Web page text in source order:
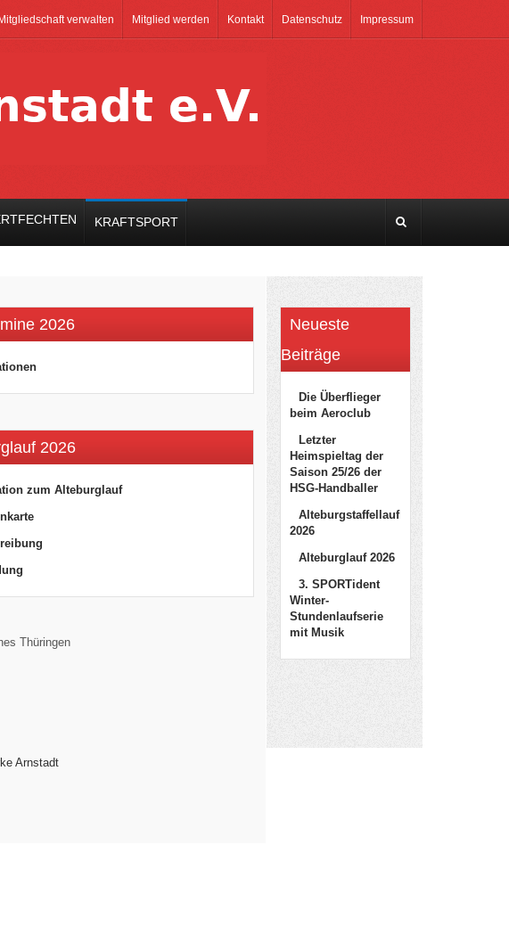
Mitgliedschaft verwalten Mitglied werden Kontakt Datenschutz Impressum
KRAFTSPORT
2026
2026
zum Alteburglauf
Neueste
Beiträge
Die Überflieger
beim Aeroclub
Letzter
Heimspieltag der
Saison 25/26 der
HSG-Handballer
Alteburgstaffellauf
2026
Alteburglauf 2026
3. SPORTident
Winter-
Stundenlaufserie
mit Musik